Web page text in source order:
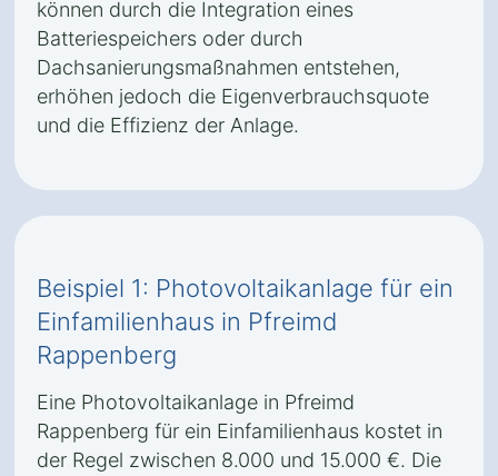
können durch die Integration eines
Batteriespeichers oder durch
Dachsanierungsmaßnahmen entstehen,
erhöhen jedoch die Eigenverbrauchsquote
und die Effizienz der Anlage.
Beispiel 1: Photovoltaikanlage für ein
Einfamilienhaus in Pfreimd
Rappenberg
Eine Photovoltaikanlage in Pfreimd
Rappenberg für ein Einfamilienhaus kostet in
der Regel zwischen 8.000 und 15.000 €. Die